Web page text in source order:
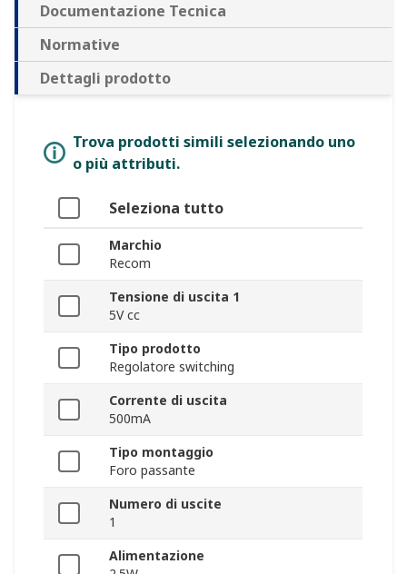
Documentazione Tecnica
Normative
Dettagli prodotto
Trova prodotti simili selezionando uno
o più attributi.
Seleziona tutto
Marchio
Recom
Tensione di uscita 1
5V cc
Tipo prodotto
Regolatore switching
Corrente di uscita
500mA
Tipo montaggio
Foro passante
Numero di uscite
1
Alimentazione